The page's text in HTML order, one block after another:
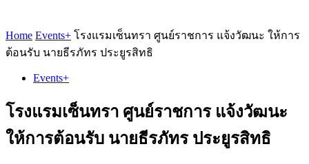
Home Events+ โรงแรมเซ็นทรา ศูนย์ราชการ แจ้งวัฒนะ ให้การ
ต้อนรับ นายธีรภัทร ประยูรสิทธิ
Events+
โรงแรมเซ็นทรา ศูนย์ราชการ แจ้งวัฒนะ
ให้การต้อนรับ นายธีรภัทร ประยูรสิทธิ